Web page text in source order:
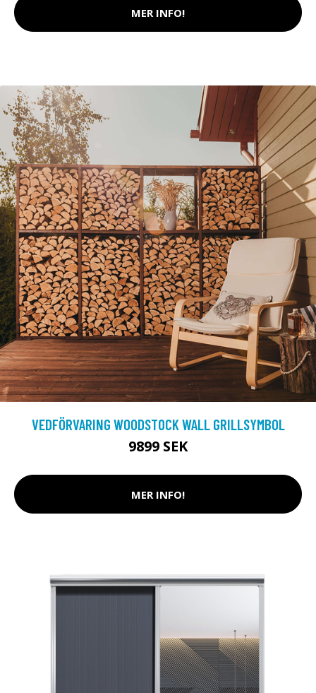
MER INFO!
VEDFÖRVARING WOODSTOCK WALL GRILLSYMBOL
9899 SEK
MER INFO!